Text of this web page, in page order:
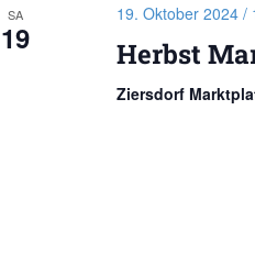
SA
19
19. Oktober 2024 /
Herbst
Ziersdorf